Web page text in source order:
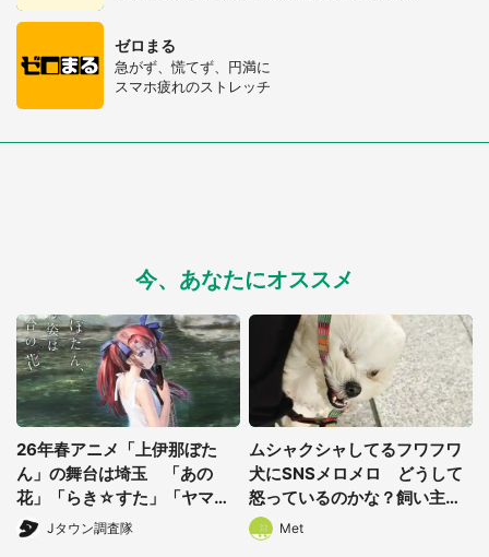
ゼロまる
急がず、慌てず、円満に
スマホ疲れのストレッチ
今、あなたにオススメ
26年春アニメ「上伊那ぼた
ん」の舞台は埼玉 「あの
花」「らき☆すた」「ヤマノ
ススメ」も...数えていったら
Jタウン調査隊
ムシャクシャしてるフワフワ
犬にSNSメロメロ どうして
怒っているのかな？飼い主さ
んに聞く
Met